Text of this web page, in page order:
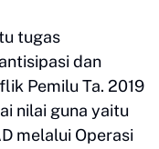
tugas
dan
Pemilu Ta. 2019
nilai guna yaitu
melalui Operasi